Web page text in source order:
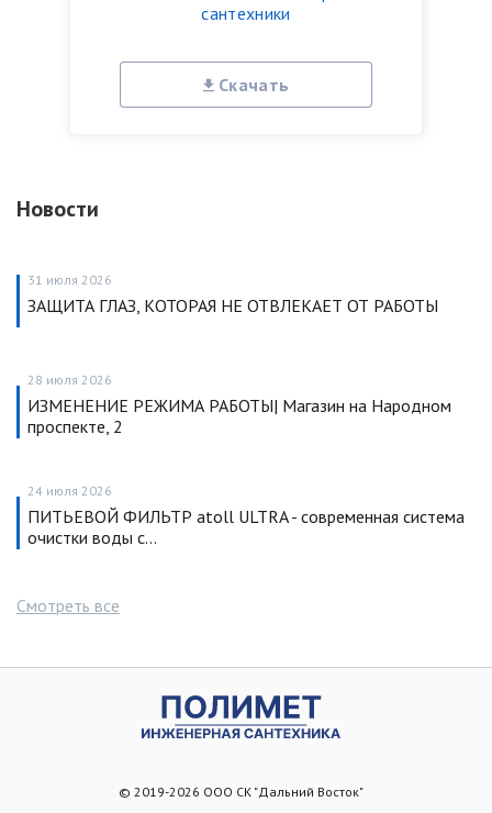
сантехники
Скачать
Новости
31 июля 2026
ЗАЩИТА ГЛАЗ, КОТОРАЯ НЕ ОТВЛЕКАЕТ ОТ РАБОТЫ
28 июля 2026
ИЗМЕНЕНИЕ РЕЖИМА РАБОТЫ| Магазин на Народном
проспекте, 2
24 июля 2026
ПИТЬЕВОЙ ФИЛЬТР atoll ULTRA - современная система
очистки воды с…
Смотреть все
© 2019-2026 ООО СК "Дальний Восток"